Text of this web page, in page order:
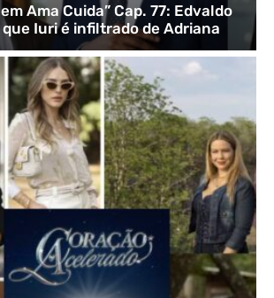
Ama Cuida” Cap. 77: Edvaldo
Iuri é infiltrado de Adriana